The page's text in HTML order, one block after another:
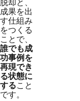
成果を出
す仕組み
をつくる
ことで、
誰でも成
功事例を
再現でき
る状態に
すること
です。